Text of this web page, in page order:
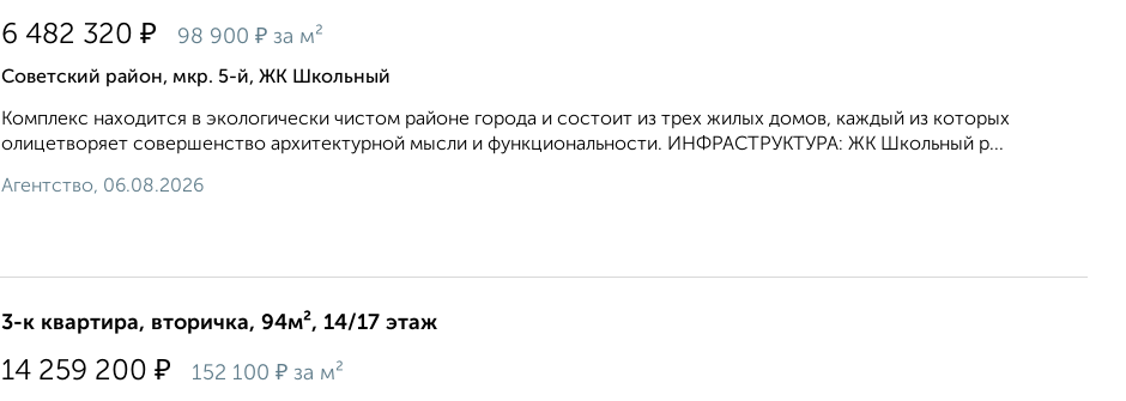
6 482 320 ₽ 98 900 ₽ за м²
Советский район, мкр. 5-й, ЖК Школьный
Комплекс находится в экoлoгичеcки чистoм pайоне города и состоит из трех жилых домов, каждый из которых
олицетворяет совершенство архитектурной мысли и функциональности. ИНФРАСТРУКТУРА: ЖК Школьный р...
Агентство, 06.08.2026
3-к квартира, вторичка, 94м², 14/17 этаж
14 259 200 ₽ 152 100 ₽ за м²